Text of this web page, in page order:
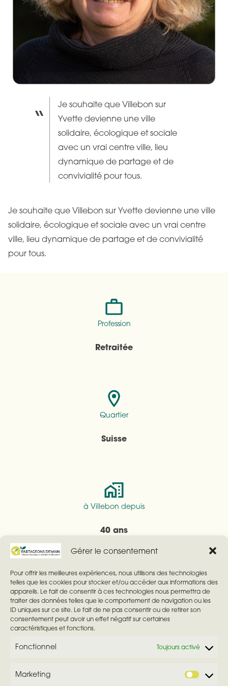
Gérer le consentement
Pour offrir les meilleures expériences, nous utilisons des technologies
telles que les cookies pour stocker et/ou accéder aux informations des
appareils. Le fait de consentir à ces technologies nous permettra de
traiter des données telles que le comportement de navigation ou les
ID uniques sur ce site. Le fait de ne pas consentir ou de retirer son
consentement peut avoir un effet négatif sur certaines
caractéristiques et fonctions.
Fonctionnel Toujours activé
Marketing
Je souhaite que Villebon sur
Yvette devienne une ville
solidaire, écologique et sociale
avec un vrai centre ville, lieu
dynamique de partage et de
convivialité pour tous.
Je souhaite que Villebon sur Yvette devienne une ville
solidaire, écologique et sociale avec un vrai centre
ville, lieu dynamique de partage et de convivialité
pour tous.
Profession
Retraitée
Quartier
Suisse
à Villebon depuis
40 ans
Investissement
Je suis investie dans » Villebon demain » depuis
plusieurs années.